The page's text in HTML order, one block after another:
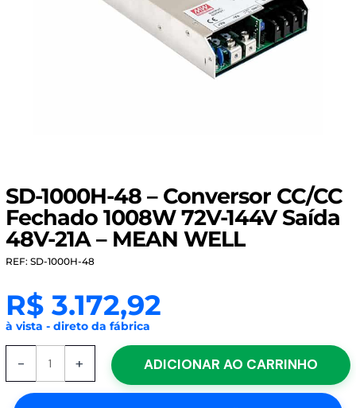
SD-1000H-48 – Conversor CC/CC
Fechado 1008W 72V-144V Saída
48V-21A – MEAN WELL
REF: SD-1000H-48
R$3.172,92
à vista - direto da fábrica
- + ADICIONAR AO CARRINHO